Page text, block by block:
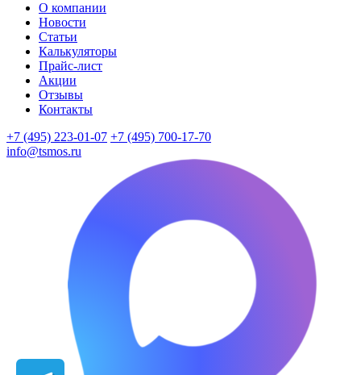
О компании
Новости
Статьи
Калькуляторы
Прайс-лист
Акции
Отзывы
Контакты
+7 (495) 223-01-07 +7 (495) 700-17-70
info@tsmos.ru